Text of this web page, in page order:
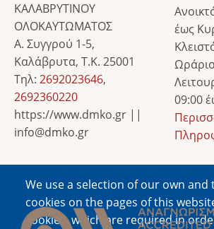
We use a selection of our own
cookies on the pages of this
cookies, which are required in
ΚΑΛΑΒΡΥΤΙΝΟΥ
ΟΛΟΚΑΥΤΩΜΑΤΟΣ
Α. Συγγρού 1-5,
Καλάβρυτα, Τ.Κ. 25001
Τηλ: 2692023646,
2692360220
https://www.dmko.gr ||
info@dmko.gr
έως
Ωράριο
09:00
Image